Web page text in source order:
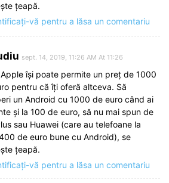
țeapă.
vă pentru a lăsa un comentariu
sept. 14, 2019, 11:26 AM At 11:26
își poate permite un preț de 1000
pentru că îți oferă altceva. Să
un Android cu 1000 de euro când ai
și la 100 de euro, să nu mai spun de
sau Huawei (care au telefoane la
de euro bune cu Android), se
țeapă.
vă pentru a lăsa un comentariu